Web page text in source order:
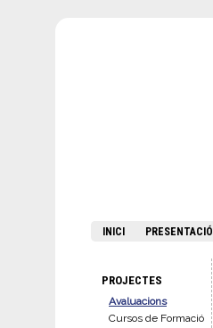
INICI PRESENTACIÓ
PROJECTES
Avaluacions
Cursos de Formació